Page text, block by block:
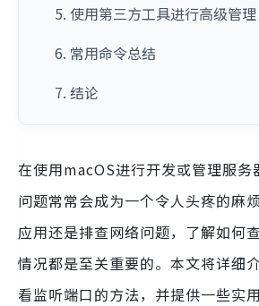
5. 使用第三方工具进行高级管理
6. 常用命令总结
7. 结论
在使用macOS进行开发或管理服务
问题常常会成为一个令人头疼的麻
应用还是排查网络问题，了解如何
情况都是至关重要的。本文将详细
看监听端口的方法，并提供一些实